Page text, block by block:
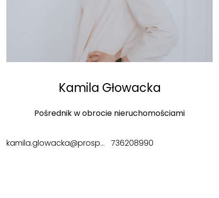
Kamila Głowacka
Pośrednik w obrocie nieruchomościami
kamila.glowacka@prosperanieruchomosci.pl 736208990